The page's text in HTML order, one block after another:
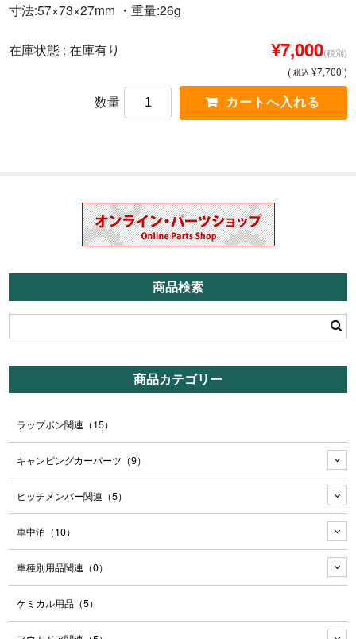
寸法:57×73×27mm ・重量:26g
在庫状態 : 在庫有り ¥7,000(税別)
( 税込 ¥7,700 )
数量
商品検索
商品カテゴリー
ラップポン関連 （15）
キャンピングカーパーツ （9）
ヒッチメンバー関連 （5）
車中泊 （10）
車種別用品関連 （0）
ケミカル用品 （5）